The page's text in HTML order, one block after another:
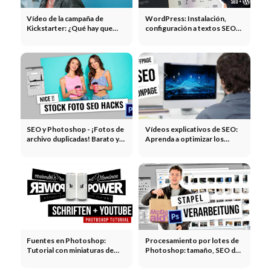
Vídeo de la campaña de
Kickstarter: ¿Qué hay que
WordPress: Instalación,
configuración a textos SEO
SEO y Photoshop - ¡Fotos de
archivo duplicadas! Barato y
Vídeos explicativos de SEO:
Aprenda a optimizar los
Fuentes en Photoshop:
Tutorial con miniaturas de
Procesamiento por lotes de
Photoshop: tamaño, SEO de